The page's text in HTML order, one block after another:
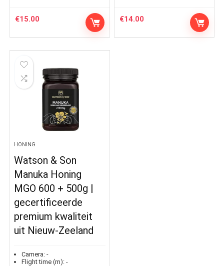
€15.00 €14.00
HONING
Watson & Son
Manuka Honing
MGO 600 + 500g |
gecertificeerde
premium kwaliteit
uit Nieuw-Zeeland
Camera: -
Flight time (m): -